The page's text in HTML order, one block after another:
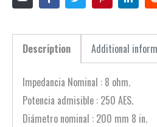
Description Additional
Impedancia Nominal : 8 ohm.
Potencia admisible : 250 AES.
Diámetro nominal : 200 mm 8 in.